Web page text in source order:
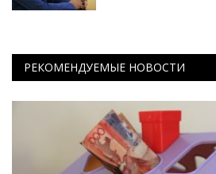
РЕКОМЕНДУЕМЫЕ НОВОСТИ